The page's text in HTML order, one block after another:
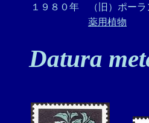
１９８０年 （旧）ポーラ
薬用植物
Datura